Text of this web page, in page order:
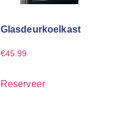
Glasdeurkoelkast
€45.99
Reserveer